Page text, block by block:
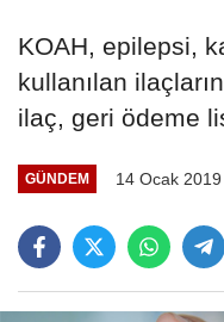
KOAH, epilepsi,
kullanılan
ilaç, geri ödeme
GÜNDEM 14 Ocak